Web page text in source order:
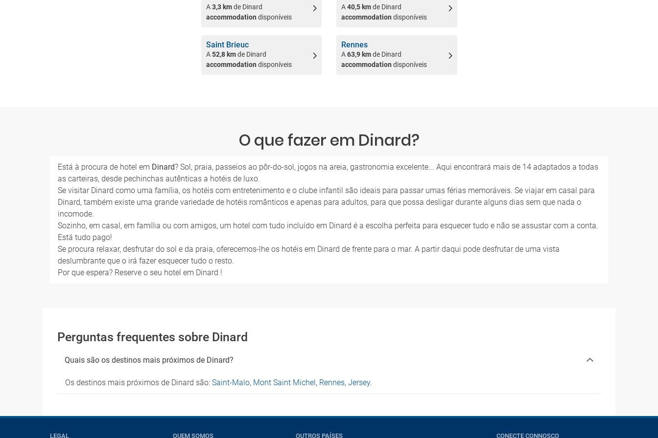
A3,3 kmde Dinard
accommodation disponíveis
A40,5 kmde Dinard
accommodation disponíveis
Saint Brieuc
A52,8 kmde Dinard
accommodation disponíveis
Rennes
A63,9 kmde Dinard
accommodation disponíveis
O que fazer em Dinard?
Está à procura de hotel em Dinard? Sol, praia, passeios ao pôr-do-sol, jogos na areia, gastronomia excelente... Aqui encontrará mais de 14 adaptados a todas
as carteiras, desde pechinchas autênticas a hotéis de luxo.
Se visitar Dinard como uma família, os hotéis com entretenimento e o clube infantil são ideais para passar umas férias memoráveis. Se viajar em casal para
Dinard, também existe uma grande variedade de hotéis românticos e apenas para adultos, para que possa desligar durante alguns dias sem que nada o
incomode.
Sozinho, em casal, em família ou com amigos, um hotel com tudo incluído em Dinard é a escolha perfeita para esquecer tudo e não se assustar com a conta.
Está tudo pago!
Se procura relaxar, desfrutar do sol e da praia, oferecemos-lhe os hotéis em Dinard de frente para o mar. A partir daqui pode desfrutar de uma vista
deslumbrante que o irá fazer esquecer tudo o resto.
Por que espera? Reserve o seu hotel em Dinard !
Perguntas frequentes sobre Dinard
Quais são os destinos mais próximos de Dinard?
Os destinos mais próximos de Dinard são: Saint-Malo, Mont Saint Michel, Rennes, Jersey.
LEGAL QUEM SOMOS OUTROS PAÍSES CONECTE CONNOSCO